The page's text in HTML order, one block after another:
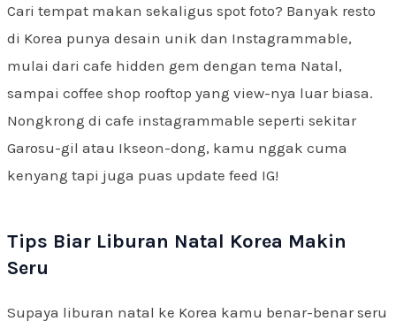
Cari tempat makan sekaligus spot foto? Banyak resto
di Korea punya desain unik dan Instagrammable,
mulai dari cafe hidden gem dengan tema Natal,
sampai coffee shop rooftop yang view-nya luar biasa.
Nongkrong di cafe instagrammable seperti sekitar
Garosu-gil atau Ikseon-dong, kamu nggak cuma
kenyang tapi juga puas update feed IG!
Tips Biar Liburan Natal Korea Makin
Seru
Supaya liburan natal ke Korea kamu benar-benar seru